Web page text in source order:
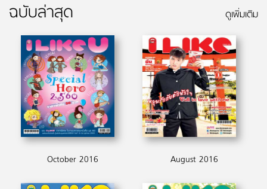
ฉบับล่าสุด ดูเพิ่มเติม
October 2016 August 2016